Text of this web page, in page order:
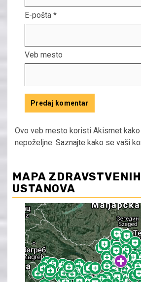
E-pošta *
Veb mesto
Ovo veb mesto koristi Akismet
nepoželjne. Saznajte kako se vaši
MAPA ZDRAVSTVENIH
USTANOVA